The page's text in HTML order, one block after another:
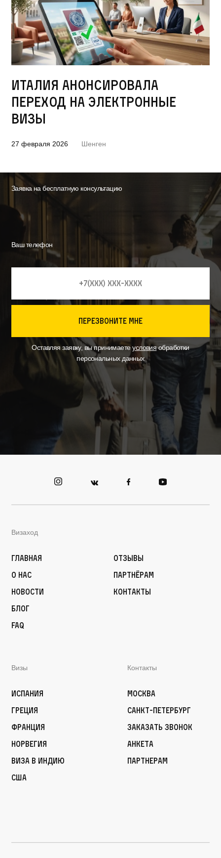
Италия анонсировала
переход на электронные
визы
27 февраля 2026 Шенген
Заявка на бесплатную консультацию
Ваш телефон
перезвоните мне
Оставляя заявку, вы принимаетеусловияобработки
персональных данных
Визаход
Главная
О нас
Новости
Блог
FAQ
Отзывы
Партнёрам
Контакты
Визы
Испания
Греция
Франция
Норвегия
Виза в Индию
США
Контакты
Москва
Санкт-Петербург
Заказать звонок
Анкета
Партнерам